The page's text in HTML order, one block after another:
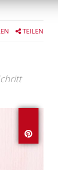
TEILEN